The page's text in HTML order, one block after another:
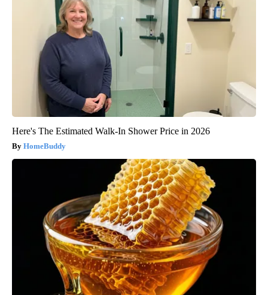
Here's The Estimated Walk-In Shower Price in 2026
HomeBuddy